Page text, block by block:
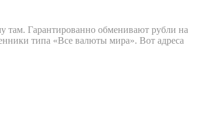
там. Гарантированно обменивают рубли на
типа «Все валюты мира». Вот адреса